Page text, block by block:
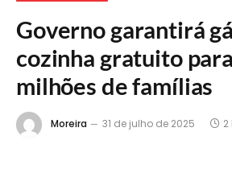
Governo garantirá
cozinha gratuito
milhões de famílias
Moreira 31 de julho de 2025 2